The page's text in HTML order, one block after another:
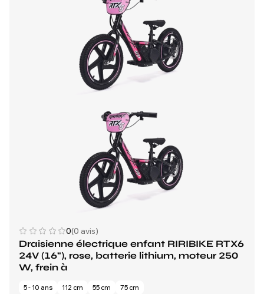
0(0 avis)
Draisienne électrique enfant RIRIBIKE RTX6
24V (16"), rose, batterie lithium, moteur 250
W, frein à
5 - 10 ans 112 cm 55 cm 75 cm